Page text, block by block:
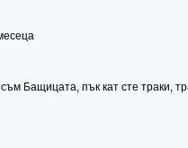
Бащицата, пък кат сте траки,